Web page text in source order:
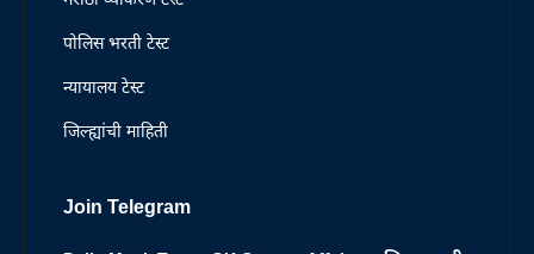
पोलिस भरती टेस्ट
न्यायालय टेस्ट
जिल्ह्यांची माहिती
Join Telegram